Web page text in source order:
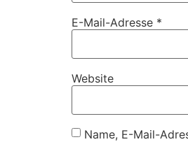
E-Mail-Adresse *
Website
Name, E-Mail-